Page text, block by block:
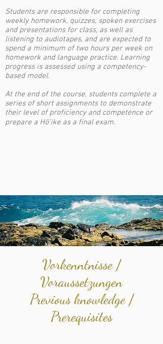
Students are responsible for completing
weekly homework, quizzes, spoken exercises
and presentations for class, as well as
listening to audiotapes, and are expected to
spend a minimum of two hours per week on
homework and language practice. Learning
progress is assessed using a competency-
based model.
At the end of the course, students complete a
series of short assignments to demonstrate
their level of proficiency and competence or
prepare a Hō'ike as a final exam.
Vorkenntnisse /
Voraussetzungen
Previous knowledge /
Prerequisites